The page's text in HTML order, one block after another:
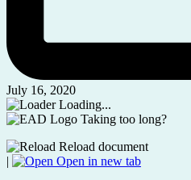
July 16, 2020
Loading...
Taking too long?
Reload document
|
Open in new tab